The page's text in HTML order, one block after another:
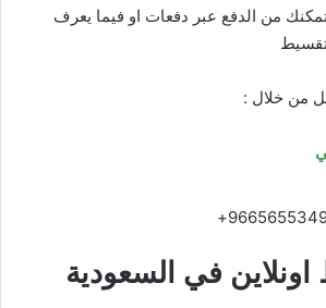
من الدفع عبر دفعات او فيما يعرف
من خلال :
في السعودية